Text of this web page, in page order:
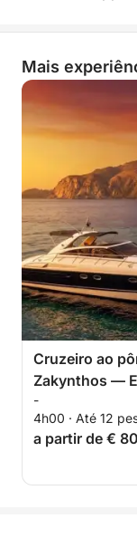
Mais
Cruzeiro ao
Zakynthos —
com tudo
-
4h00 · Até 12
a partir de €